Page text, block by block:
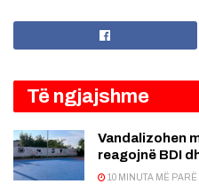
Të ngjajshme
Vandalizohen
reagojnë BDI
10 MINUTA MË PARË